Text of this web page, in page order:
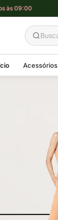
às 09:00
Acessórios